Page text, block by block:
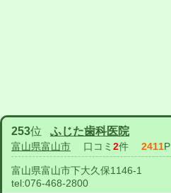
253位 ふじた歯科医院
富山県富山市 口コミ 2件 2411P
富山県富山市下大久保1146-1
tel:076-468-2800